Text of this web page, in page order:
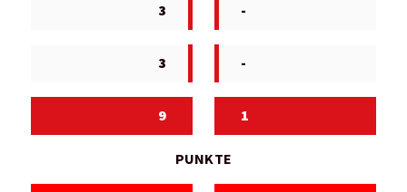
3 -
3 -
9 1
PUNKTE